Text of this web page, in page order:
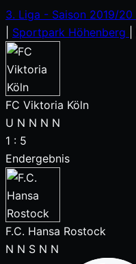
3. Liga - Saison 2019/20
Sportpark Höhenberg
FC Viktoria Köln
U N N N N
1 : 5
Endergebnis
F.C. Hansa Rostock
N N S N N